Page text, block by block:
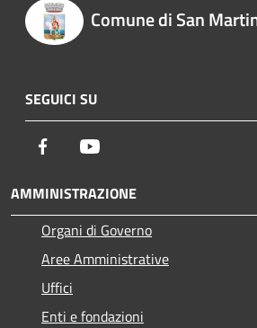
Comune di San
SEGUICI SU
Facebook
AMMINISTRAZIONE
Organi di Governo
Aree Amministrative
Uffici
Enti e fondazioni